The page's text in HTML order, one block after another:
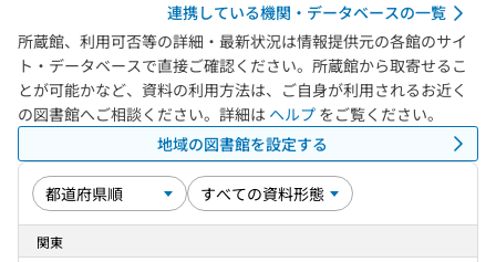
連携している機関・データベースの一覧
所蔵館、利用可否等の詳細・最新状況は情報提供元の各館のサイ
ト・データベースで直接ご確認ください。所蔵館から取寄せるこ
とが可能かなど、資料の利用方法は、ご自身が利用されるお近く
の図書館へご相談ください。詳細は ヘルプ をご覧ください。
地域の図書館を設定する
関東